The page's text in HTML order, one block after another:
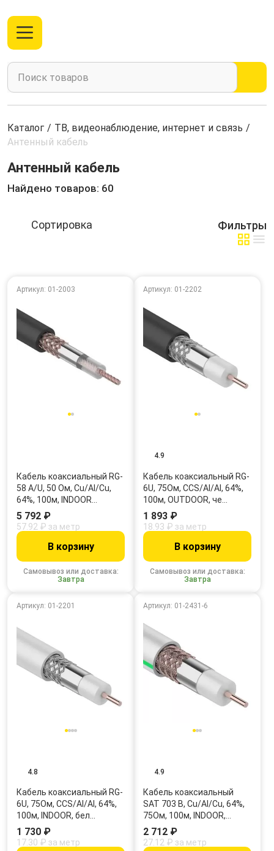
Каталог / ТВ, видеонаблюдение, интернет и связь /
Антенный кабель
Антенный кабель
Найдено товаров: 60
Фильтры
Артикул: 01-2003
Кабель коаксиальный RG-
58 A/U, 50 Ом, Cu/Al/Cu,
64%, 100м, INDOOR…
Самовывоз или доставка:
Завтра
5 792 ₽
57.92 ₽ за метр
В корзину
Артикул: 01-2202
4.9
Кабель коаксиальный RG-
6U, 75Ом, CCS/Al/Al, 64%,
100м, OUTDOOR, че…
Самовывоз или доставка:
Завтра
1 893 ₽
18.93 ₽ за метр
В корзину
Артикул: 01-2201
4.8
Кабель коаксиальный RG-
6U, 75Ом, CCS/Al/Al, 64%,
100м, INDOOR, бел…
1 730 ₽
17.30 ₽ за метр
Артикул: 01-2431-6
4.9
Кабель коаксиальный
SAT 703 B, Cu/Al/Cu, 64%,
75Ом, 100м, INDOOR,…
2 712 ₽
27.12 ₽ за метр